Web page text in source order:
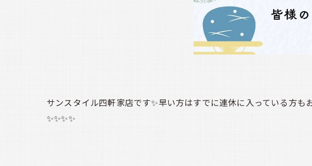
サンスタイル四軒家店です✨早い方はすでに連休に入っている方
✨✨✨✨